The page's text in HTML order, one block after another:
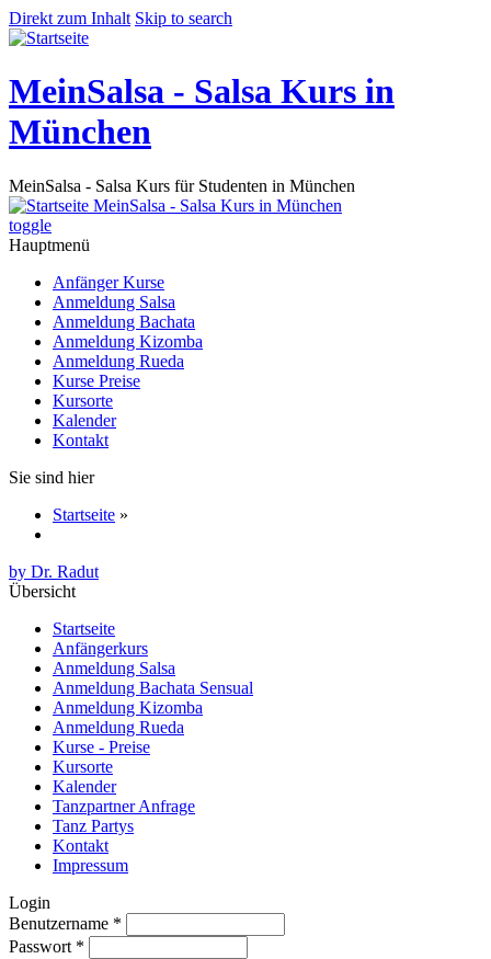
Direkt zum Inhalt Skip to search
MeinSalsa - Salsa Kurs in
München
MeinSalsa - Salsa Kurs für Studenten in München
MeinSalsa - Salsa Kurs in München
toggle
Hauptmenü
Anfänger Kurse
Anmeldung Salsa
Anmeldung Bachata
Anmeldung Kizomba
Anmeldung Rueda
Kurse Preise
Kursorte
Kalender
Kontakt
Sie sind hier
Startseite »
by Dr. Radut
Übersicht
Startseite
Anfängerkurs
Anmeldung Salsa
Anmeldung Bachata Sensual
Anmeldung Kizomba
Anmeldung Rueda
Kurse - Preise
Kursorte
Kalender
Tanzpartner Anfrage
Tanz Partys
Kontakt
Impressum
Login
Benutzername *
Passwort *